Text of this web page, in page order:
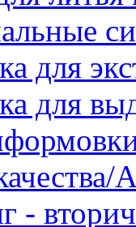
для
для